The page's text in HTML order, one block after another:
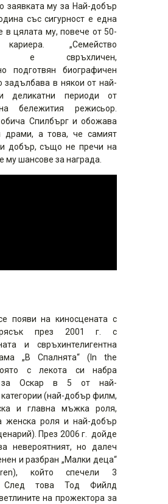
заявката му за Най-добър
със сигурност е една
в цялата му, повече от 50-
„Семейство
е свръхличен,
подготвян биографичен
задълбава в някои от най-
деликатни периоди от
бележития режисьор.
Спилбърг и обожава
драми, а това, че самият
добър, също не пречи на
му шансове за награда.
появи на киносцената с
през 2001 г. с
и свръхинтелигентна
„В Спалнята“ (In the
с лекота си набра
за Оскар в 5 от най-
(най-добър филм,
и главна мъжка роля,
женска роля и най-добър
През 2006 г. дойде
невероятният, но далеч
и разбран „Малки деца“
който спечели 3
След това Тод Фийлд
на прожектора за